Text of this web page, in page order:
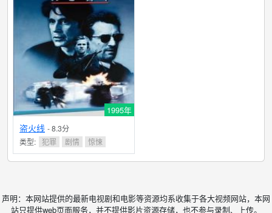
1995年
盗火线 - 8.3分
类型: 犯罪 剧情 惊悚
声明：本网站提供的最新电视剧和电影等资源均系收集于各大视频网站，本网
站只提供web页面服务，并不提供影片资源存储，也不参与录制、上传。